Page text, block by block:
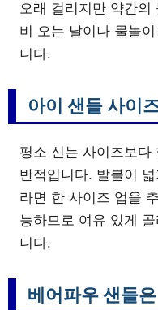
오래 걸리지만 약간의
비 오는 날이나 물놀
니다.
아이 샌들 사이
평소 신는 사이즈보다
반적입니다. 발볼이
라면 한 사이즈 업을
능하므로 여유 있게
니다.
베어파우 샌들